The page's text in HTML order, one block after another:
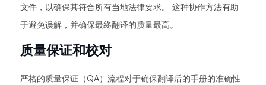
文件，以确保其符合所有当地法律要求。 这种协作方法有助
于避免误解，并确保最终翻译的质量最高。
质量保证和校对
严格的质量保证（QA）流程对于确保翻译后的手册的准确性